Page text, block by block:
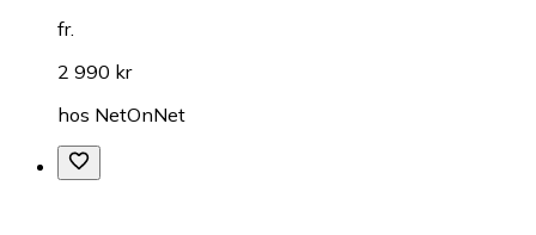
fr.
2 990 kr
hos NetOnNet